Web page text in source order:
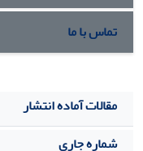
تماس با ما
مقالات آماده انتشار
شماره جاری